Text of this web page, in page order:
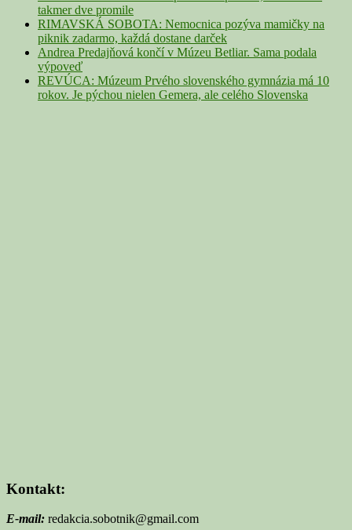
takmer dve promile
RIMAVSKÁ SOBOTA: Nemocnica pozýva mamičky na
piknik zadarmo, každá dostane darček
Andrea Predajňová končí v Múzeu Betliar. Sama podala
výpoveď
REVÚCA: Múzeum Prvého slovenského gymnázia má 10
rokov. Je pýchou nielen Gemera, ale celého Slovenska
Kontakt:
E-mail: redakcia.sobotnik@gmail.com